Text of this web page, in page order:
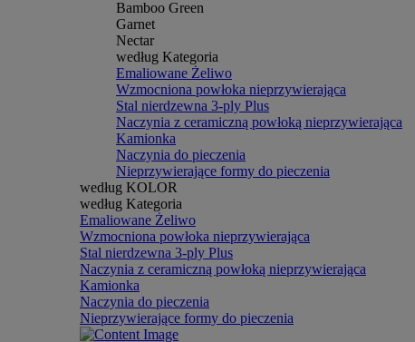
Bamboo Green
Garnet
Nectar
według Kategoria
Emaliowane Żeliwo
Wzmocniona powłoka nieprzywierająca
Stal nierdzewna 3-ply Plus
Naczynia z ceramiczną powłoką nieprzywierająca
Kamionka
Naczynia do pieczenia
Nieprzywierające formy do pieczenia
według KOLOR
według Kategoria
Emaliowane Żeliwo
Wzmocniona powłoka nieprzywierająca
Stal nierdzewna 3-ply Plus
Naczynia z ceramiczną powłoką nieprzywierająca
Kamionka
Naczynia do pieczenia
Nieprzywierające formy do pieczenia